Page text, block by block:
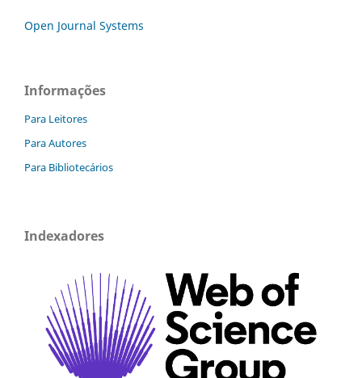
Open Journal Systems
Informações
Para Leitores
Para Autores
Para Bibliotecários
Indexadores